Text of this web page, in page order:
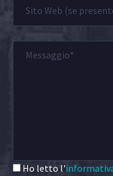
Ho letto l'